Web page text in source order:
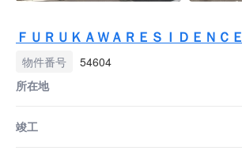
ＦＵＲＵＫＡＷＡＲＥＳＩＤＥＮＣＥ
物件番号
54604
所在地
竣工